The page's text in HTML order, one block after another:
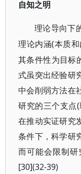
自知之明
理论导向下
理论内涵(本质
其条件性为目标
式虽突出经验研
中会削弱方法在
研究的三个支点
在推动实证研究
条件下，科学研
而可能会限制研
[30](32-39)